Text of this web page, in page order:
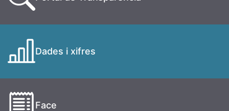
Dades i xifres
Face